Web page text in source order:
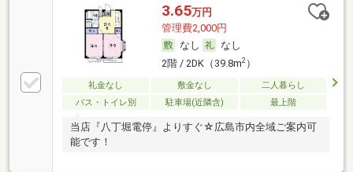
3.65万円
管理費2,000円
なし
なし
2階 / 2DK（39.8m2）
礼金なし 敷金なし
二人暮らし
バス・トイレ別
駐車場(近隣含) 最上階
当店『八丁堀電停』よりすぐ☆広島市内全域ご案内可
能です！